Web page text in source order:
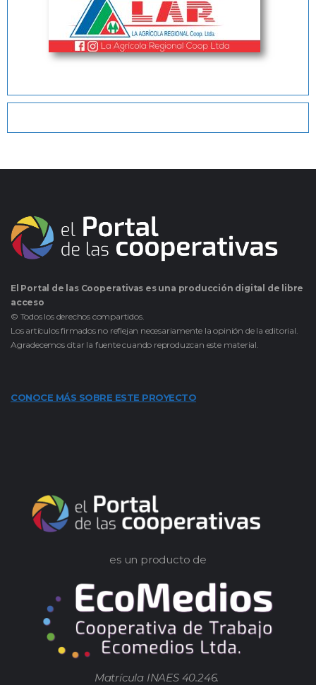
El Portal de las Cooperativas es una producción digital de libre
acceso
© Todos los derechos compartidos.
Los artículos firmados no reflejan necesariamente la opinión de la editorial.
Agradecemos citar la fuente cuando reproduzcan este material.
CONOCE MÁS SOBRE ESTE PROYECTO
es un producto de
Matrícula INAES 40.246.